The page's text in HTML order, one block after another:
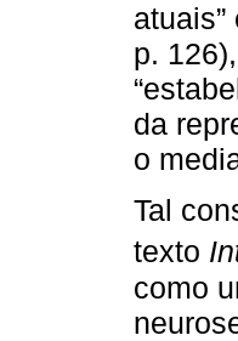
p.
da
o
Tal
texto
como